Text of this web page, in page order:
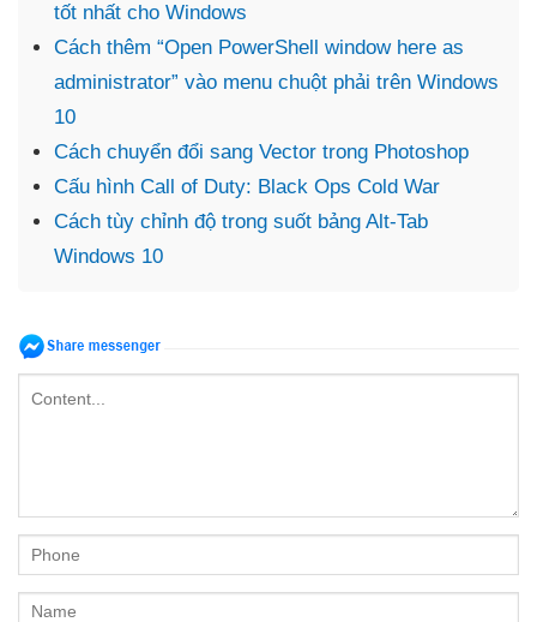
tốt nhất cho Windows
Cách thêm “Open PowerShell window here as
administrator” vào menu chuột phải trên Windows
10
Cách chuyển đổi sang Vector trong Photoshop
Cấu hình Call of Duty: Black Ops Cold War
Cách tùy chỉnh độ trong suốt bảng Alt-Tab
Windows 10